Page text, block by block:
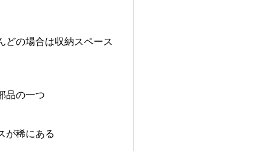
どの場合は収納スペース
品の一つ
が稀にある